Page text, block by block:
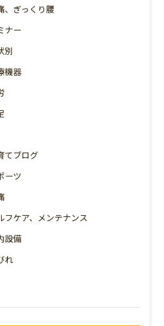
、ぎっくり腰
ナー
別
機器
てブログ
ーツ
フケア、メンテナンス
設備
れ